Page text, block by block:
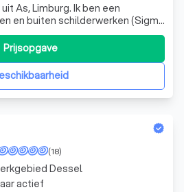
As, Limburg. Ik ben een
en buiten schilderwerken (Sigma
(Pro gold materiaal) en
je op zoek bent naar iemand
je graag verder. Altijd welkom!
Prijsopgave
(18)
Dessel
actief